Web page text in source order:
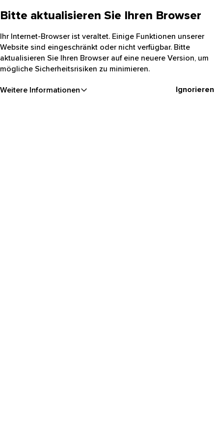
Bitte aktualisieren Sie Ihren Browser
Ihr Internet-Browser ist veraltet. Einige Funktionen unserer
Website sind eingeschränkt oder nicht verfügbar. Bitte
aktualisieren Sie Ihren Browser auf eine neuere Version, um
mögliche Sicherheitsrisiken zu minimieren.
Weitere Informationen Ignorieren